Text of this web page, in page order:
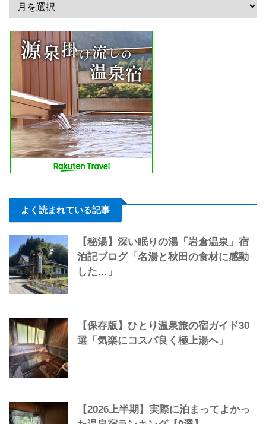
よく読まれている記事
【秘湯】深い眠りの湯「岩倉温泉」宿
泊記ブログ「名湯と秋田の食材に感動
した…」
【保存版】ひとり温泉旅の宿ガイド30
選「気楽にコスパ良く極上湯へ」
【2026上半期】実際に泊まってよかっ